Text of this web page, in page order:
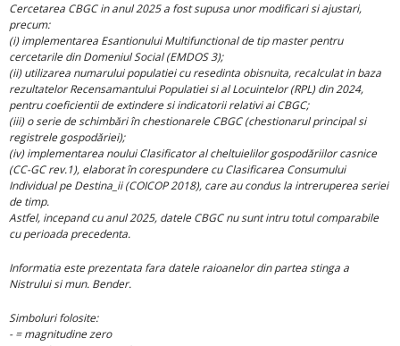
Cercetarea CBGC in anul 2025 a fost supusa unor modificari si ajustari,
precum:
(i) implementarea Esantionului Multifunctional de tip master pentru
cercetarile din Domeniul Social (EMDOS 3);
(ii) utilizarea numarului populatiei cu resedinta obisnuita, recalculat in baza
rezultatelor Recensamantului Populatiei si al Locuintelor (RPL) din 2024,
pentru coeficientii de extindere si indicatorii relativi ai CBGC;
(iii) o serie de schimbări în chestionarele CBGC (chestionarul principal si
registrele gospodăriei);
(iv) implementarea noului Clasificator al cheltuielilor gospodăriilor casnice
(CC-GC rev.1), elaborat în corespundere cu Clasificarea Consumului
Individual pe Destina_ii (COICOP 2018), care au condus la intreruperea seriei
de timp.
Astfel, incepand cu anul 2025, datele CBGC nu sunt intru totul comparabile
cu perioada precedenta.
Informatia este prezentata fara datele raioanelor din partea stinga a
Nistrului si mun. Bender.
Simboluri folosite:
- = magnitudine zero